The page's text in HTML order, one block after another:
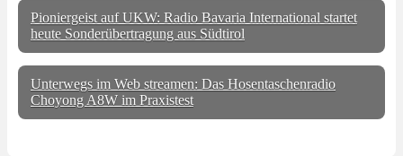
Pioniergeist auf UKW: Radio Bavaria International startet
heute Sonderübertragung aus Südtirol
Unterwegs im Web streamen: Das Hosentaschenradio
Choyong A8W im Praxistest